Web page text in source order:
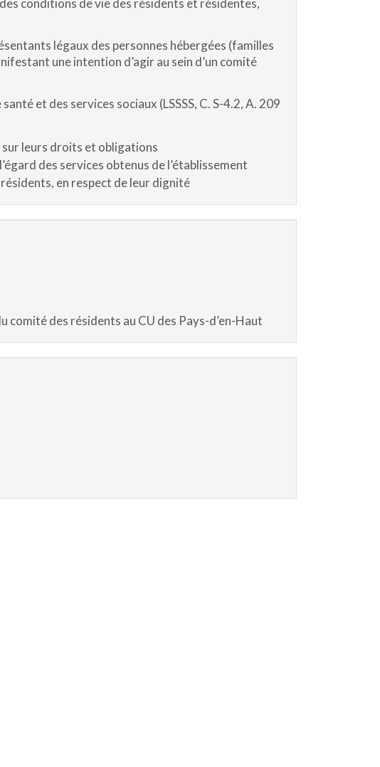
conditions de vie des résidents et résidentes,
légaux des personnes hébergées (familles
une intention d’agir au sein d’un comité
et des services sociaux (LSSSS, C. S-4.2, A. 209
leurs droits et obligations
des services obtenus de l’établissement
en respect de leur dignité
des résidents au CU des Pays-d’en-Haut